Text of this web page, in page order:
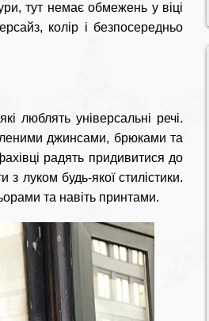
тут немає обмежень у віці
колір і безпосередньо
люблять універсальні речі.
джинсами, брюками та
радять придивитися до
луком будь-якої стилістики.
та навіть принтами.